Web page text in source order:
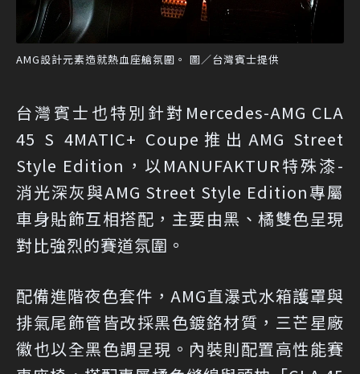
AMG設計元素造就熱血座艙氛圍。 圖／台灣賓士提供
台灣賓士也特別針對Mercedes-AMG CLA
45 S 4MATIC+ Coupe推出AMG Street
Style Edition，以MANUFAKTUR特殊漆-
消光深灰與AMG Street Style Edition專屬
車身貼飾互相搭配，主要由黑、橘雙色呈現
對比強烈的賽道氛圍。
配備進階夜色套件，AMG直瀑式水箱護罩與
排氣尾飾管皆改採黑色鍍鉻材質，三芒星廠
徽也以全黑色調呈現。內裝則配置高性能賽